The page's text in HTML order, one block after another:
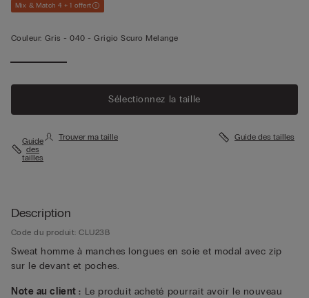
Mix & Match 4 + 1 offert
Couleur: Gris -040 - Grigio Scuro Melange
Sélectionnez la taille
Guide
des
tailles
Trouver ma taille Guide des tailles
Description
Code du produit: CLU23B
Sweat homme à manches longues en soie et modal avec zip
sur le devant et poches.
Note au client : Le produit acheté pourrait avoir le nouveau